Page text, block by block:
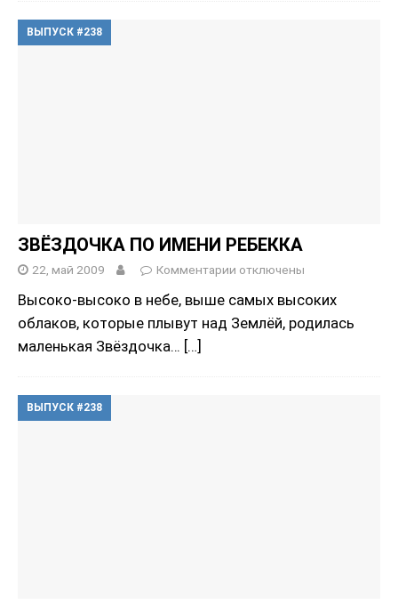
ВЫПУСК #238
ЗВЁЗДОЧКА ПО ИМЕНИ РЕБЕККА
22, май 2009 Комментарии отключены
Высоко-высоко в небе, выше самых высоких
облаков, которые плывут над Землёй, родилась
маленькая Звёздочка… […]
ВЫПУСК #238